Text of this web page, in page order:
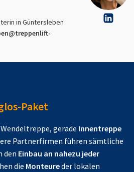
in Güntersleben
@treppenlift-
Paket
gerade Innentreppe
Partnerfirmen führen sämtliche
den Einbau an nahezu jeder
die Monteureder lokalen